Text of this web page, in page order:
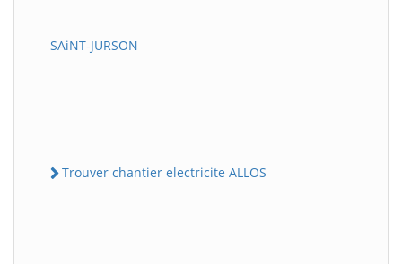
SAiNT-JURSON
Trouver chantier electricite ALLOS